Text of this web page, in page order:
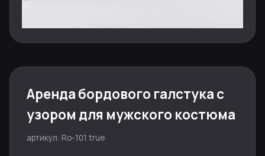
Аренда бордового галстука с
узором для мужского костюма
артикул: Ro-101 true